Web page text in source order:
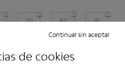
de cookies
Continuar sin aceptar
39 40 41